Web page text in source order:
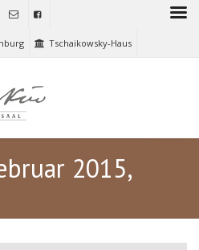
Tschaikowsky-Haus
2015,